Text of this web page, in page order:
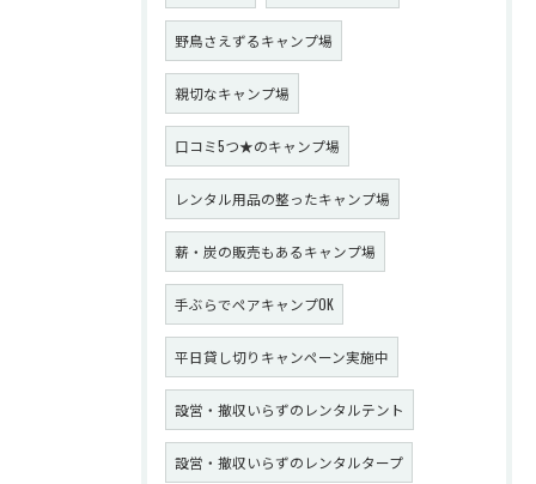
野鳥さえずるキャンプ場
親切なキャンプ場
口コミ5つ★のキャンプ場
レンタル用品の整ったキャンプ場
薪・炭の販売もあるキャンプ場
手ぶらでペアキャンプOK
平日貸し切りキャンペーン実施中
設営・撤収いらずのレンタルテント
設営・撤収いらずのレンタルタープ